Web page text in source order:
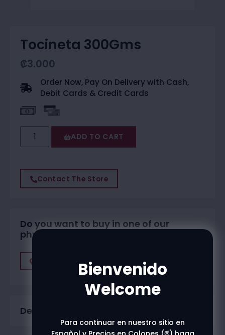
Tocineta 300Gms
₡3.000
Order Now, Pay On Delivery with Cash,
Debit Cards & Credit Cards
ADD TO CART
Contact The Store
Do you want to buy in one of our
physical stores?
Find A Store
Description
Bienvenido
Welcome
Para continuar en nuestro sitio en